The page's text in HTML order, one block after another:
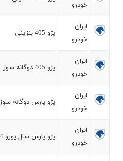
خودرو
ايران
خودرو
پژو 405 بنزيني
ايران
خودرو
پژو 405 دوگانه سوز
ايران
خودرو
پژو پارس دوگانه سوز
ايران
خودرو
پژو پارس سال يورو 4